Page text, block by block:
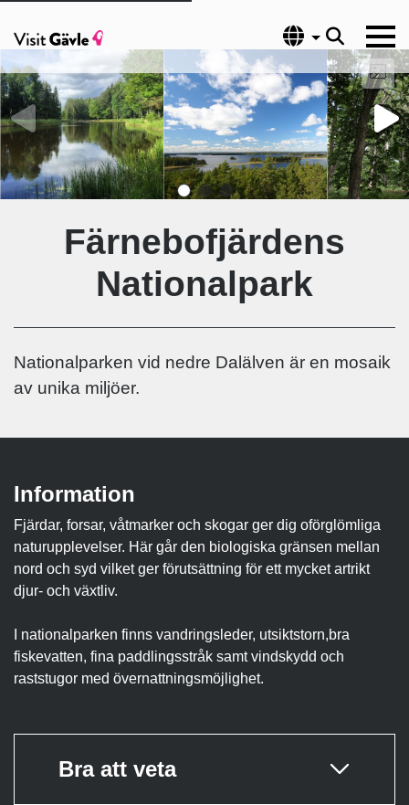
Språk
Färnebofjärdens
Nationalpark
Nationalparken vid nedre Dalälven är en mosaik
av unika miljöer.
Information
Fjärdar, forsar, våtmarker och skogar ger dig oförglömliga
naturupplevelser. Här går den biologiska gränsen mellan
nord och syd vilket ger förutsättning för ett mycket artrikt
djur- och växtliv.
I nationalparken finns vandringsleder, utsiktstorn,bra
fiskevatten, fina paddlingsstråk samt vindskydd och
raststugor med övernattningsmöjlighet.
Bra att veta